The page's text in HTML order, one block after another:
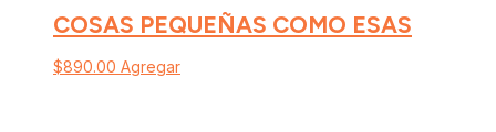
COSAS PEQUEÑAS COMO ESAS
$890.00 Agregar